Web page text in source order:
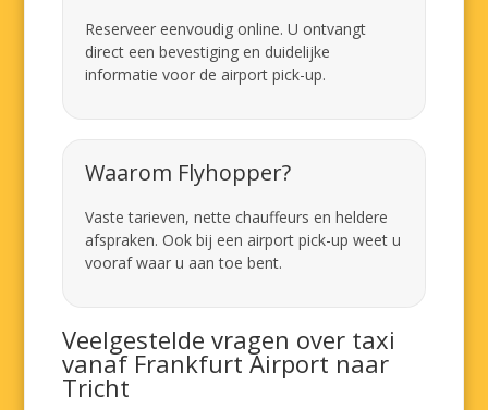
Reserveer eenvoudig online. U ontvangt
direct een bevestiging en duidelijke
informatie voor de airport pick-up.
Waarom Flyhopper?
Vaste tarieven, nette chauffeurs en heldere
afspraken. Ook bij een airport pick-up weet u
vooraf waar u aan toe bent.
Veelgestelde vragen over taxi
vanaf Frankfurt Airport naar
Tricht